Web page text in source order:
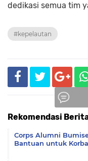
dedikasi semua tim
#kepelautan
Rekomendasi
Corps Alumni
Bantuan untuk